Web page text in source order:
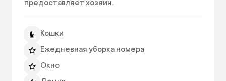
предоставляет хозяин.
Кошки
Ежедневная уборка номера
Окно